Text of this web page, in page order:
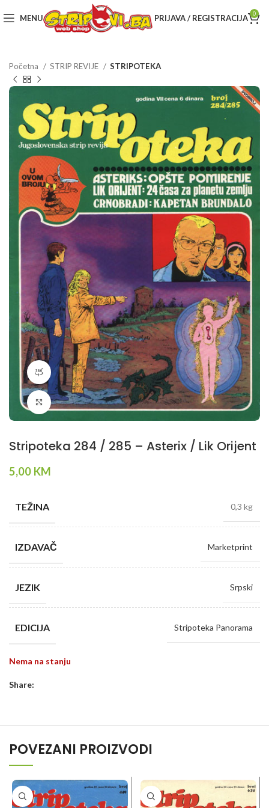
MENU PRIJAVA / REGISTRACIJA 0
Početna STRIP REVIJE STRIPOTEKA
360 product view
Klikni da povečaš
Stripoteka 284 / 285 – Asterix / Lik Orijent
5,00 KM
TEŽINA 0,3 kg
IZDAVAČ Marketprint
JEZIK Srpski
EDICIJA Stripoteka Panorama
Nema na stanju
Share:
POVEZANI PROIZVODI